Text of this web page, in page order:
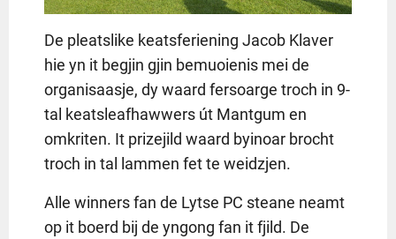
De pleatslike keatsferiening Jacob Klaver
hie yn it begjin gjin bemuoienis mei de
organisaasje, dy waard fersoarge troch in 9-
tal keatsleafhawwers út Mantgum en
omkriten. It prizejild waard byinoar brocht
troch in tal lammen fet te weidzjen.
Alle winners fan de Lytse PC steane neamt
op it boerd bij de yngong fan it fjild. De